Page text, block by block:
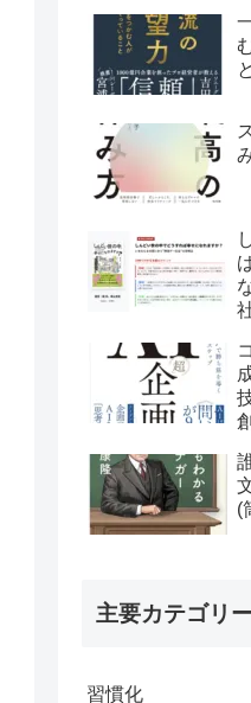
(
主要カテゴリー
習慣化